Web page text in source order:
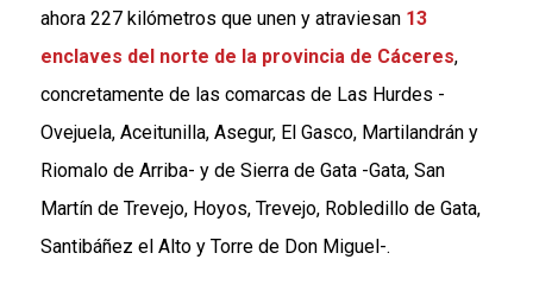
ahora 227 kilómetros que unen y atraviesan 13
enclaves del norte de la provincia de Cáceres,
concretamente de las comarcas de Las Hurdes -
Ovejuela, Aceitunilla, Asegur, El Gasco, Martilandrán y
Riomalo de Arriba- y de Sierra de Gata -Gata, San
Martín de Trevejo, Hoyos, Trevejo, Robledillo de Gata,
Santibáñez el Alto y Torre de Don Miguel-.